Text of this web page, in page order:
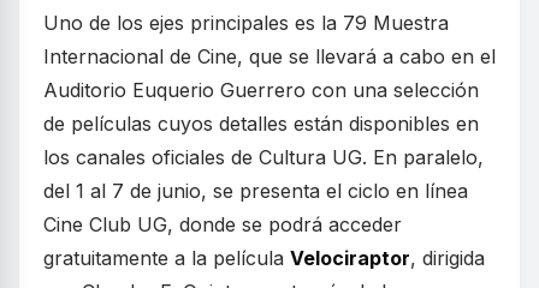
Uno de los ejes principales es la 79 Muestra
Internacional de Cine, que se llevará a cabo en el
Auditorio Euquerio Guerrero con una selección
de películas cuyos detalles están disponibles en
los canales oficiales de Cultura UG. En paralelo,
del 1 al 7 de junio, se presenta el ciclo en línea
Cine Club UG, donde se podrá acceder
gratuitamente a la película Velociraptor, dirigida